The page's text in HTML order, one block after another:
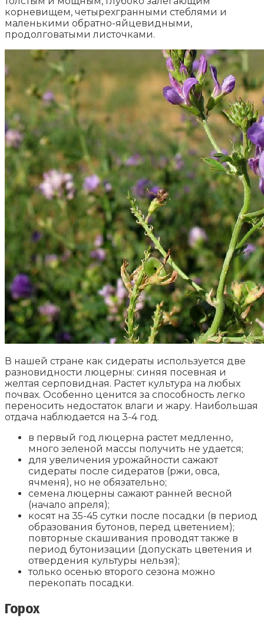
корневищем, четырехгранными стеблями и
маленькими обратно-яйцевидными,
продолговатыми листочками.
В нашей стране как сидераты используется две
разновидности люцерны: синяя посевная и
желтая серповидная. Растет культура на любых
почвах. Особенно ценится за способность легко
переносить недостаток влаги и жару. Наибольшая
отдача наблюдается на 3-4 год.
в первый год люцерна растет медленно,
много зеленой массы получить не удается;
для увеличения урожайности сажают
сидераты после сидератов (ржи, овса,
ячменя), но не обязательно;
семена люцерны сажают ранней весной
(начало апреля);
косят на 35-45 сутки после посадки (в период
образования бутонов, перед цветением);
повторные скашивания проводят также в
период бутонизации (допускать цветения и
отвердения культуры нельзя);
только осенью второго сезона можно
перекопать посадки.
Горох